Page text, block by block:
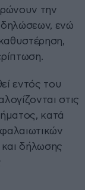
την
ενώ
εντός του
στις
κατά
δήλωσης